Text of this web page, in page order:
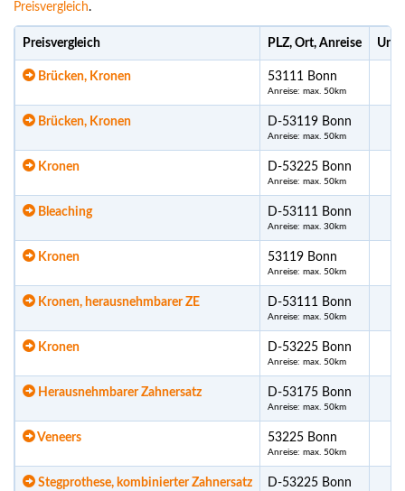
Preisvergleich.
Preisvergleich PLZ, Ort, Anreise
Brücken, Kronen 53111 Bonn
Anreise: max. 50km
Brücken, Kronen D-53119 Bonn
Anreise: max. 50km
Kronen D-53225 Bonn
Anreise: max. 50km
Bleaching D-53111 Bonn
Anreise: max. 30km
Kronen 53119 Bonn
Anreise: max. 50km
Kronen, herausnehmbarer ZE D-53111 Bonn
Anreise: max. 50km
Kronen D-53225 Bonn
Anreise: max. 50km
Herausnehmbarer Zahnersatz D-53175 Bonn
Anreise: max. 50km
Veneers 53225 Bonn
Anreise: max. 50km
Stegprothese, kombinierter Zahnersatz D-53225 Bonn